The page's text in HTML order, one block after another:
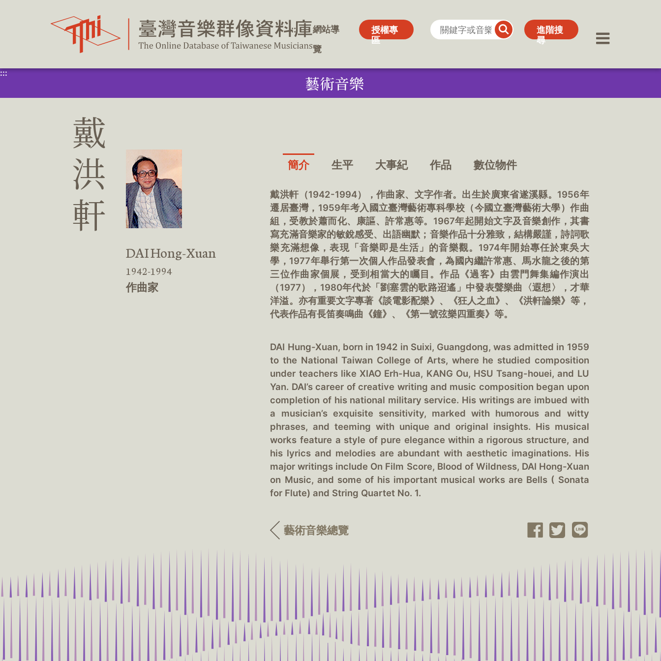
塊
:::
網站導
覽
授權專
區
進階搜
尋
:::
網站導
覽
授權專
區
進階搜
尋
::: 藝術音樂
戴
洪
軒
DAI Hong-Xuan
1942-1994
作曲家
簡介 生平 大事紀 作品 數位物件
戴洪軒（1942-1994），作曲家、文字作者。出生於廣東省遂溪縣。1956年
遷居臺灣，1959年考入國立臺灣藝術專科學校（今國立臺灣藝術大學）作曲
組，受教於蕭而化、康謳、許常惠等。1967年起開始文字及音樂創作，其書
寫充滿音樂家的敏銳感受、出語幽默；音樂作品十分雅致，結構嚴謹，詩詞歌
樂充滿想像，表現「音樂即是生活」的音樂觀。1974年開始專任於東吳大
學，1977年舉行第一次個人作品發表會，為國內繼許常惠、馬水龍之後的第
三位作曲家個展，受到相當大的矚目。作品《過客》由雲門舞集編作演出
（1977），1980年代於「劉塞雲的歌路迢遙」中發表聲樂曲〈遐想〉，才華
洋溢。亦有重要文字專著《談電影配樂》、《狂人之血》、《洪軒論樂》等，
代表作品有長笛奏鳴曲《鐘》、《第一號弦樂四重奏》等。
DAI Hung-Xuan, born in 1942 in Suixi, Guangdong, was admitted in 1959
to the National Taiwan College of Arts, where he studied composition
under teachers like XIAO Erh-Hua, KANG Ou, HSU Tsang-houei, and LU
Yan. DAI’s career of creative writing and music composition began upon
completion of his national military service. His writings are imbued with
a musician’s exquisite sensitivity, marked with humorous and witty
phrases, and teeming with unique and original insights. His musical
works feature a style of pure elegance within a rigorous structure, and
his lyrics and melodies are abundant with aesthetic imaginations. His
major writings include On Film Score, Blood of Wildness, DAI Hong-Xuan
on Music, and some of his important musical works are Bells ( Sonata
for Flute) and String Quartet No. 1.
藝術音樂總覽